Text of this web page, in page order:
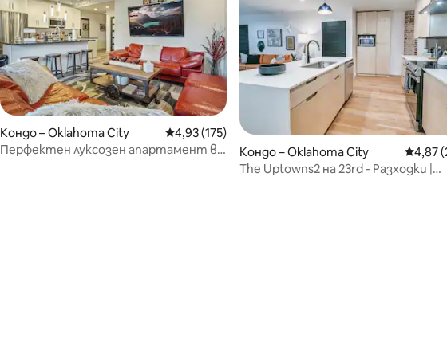
Кондо – Oklahoma City Средна оценка: 4,93 от 5, 175 отзива
4,93 (175)
Перфектен луксозен апартамент в
Кондо – Oklahoma City
4,87
The Uptowns2 на 23rd - Разходки |